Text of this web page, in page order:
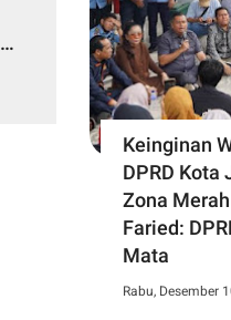
Keinginan
DPRD Kota
Zona
Faried:
Mata
Rabu, Desember